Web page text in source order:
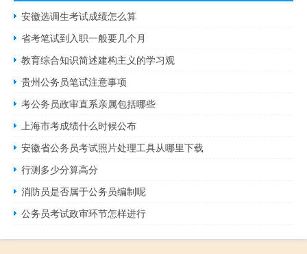
安徽选调生考试成绩怎么算
省考笔试到入职一般要几个月
教育综合知识简述建构主义的学习观
贵州公务员笔试注意事项
考公务员政审直系亲属包括哪些
上海市考成绩什么时候公布
安徽省公务员考试照片处理工具从哪里下载
行测多少分算高分
消防员是否属于公务员编制呢
公务员考试政审环节怎样进行